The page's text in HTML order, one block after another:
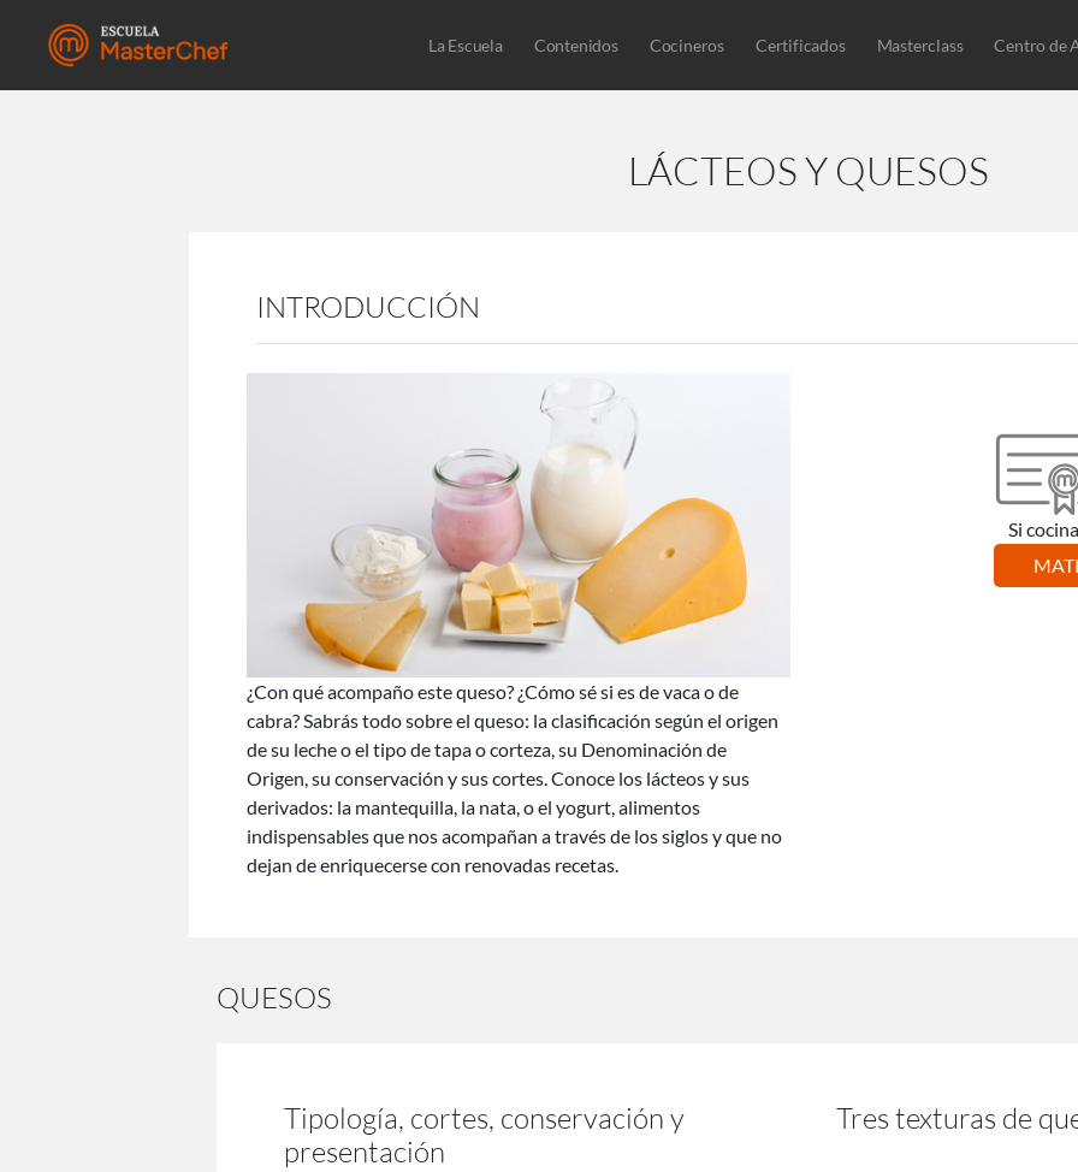
La Escuela Contenidos Cocineros Certificados Masterclass Centro de
LÁCTEOS Y QUESOS
INTRODUCCIÓN
¿Con qué acompaño este queso? ¿Cómo sé si es de vaca o de
cabra? Sabrás todo sobre el queso: la clasificación según el origen
de su leche o el tipo de tapa o corteza, su Denominación de
Origen, su conservación y sus cortes. Conoce los lácteos y sus
derivados: la mantequilla, la nata, o el yogurt, alimentos
indispensables que nos acompañan a través de los siglos y que no
dejan de enriquecerse con renovadas recetas.
Si
QUESOS
Tipología, cortes, conservación y
presentación
Tres texturas de